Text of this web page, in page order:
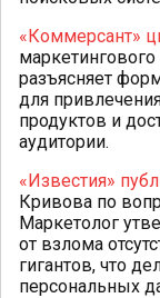
«Коммерсант»
маркетингового
разъясняет
для
продуктов и
аудитории.
«Известия»
Кривова по
Маркетолог
от взлома
гигантов, что
персональных